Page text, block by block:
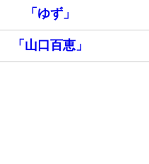
「ゆず」
「山口百恵」